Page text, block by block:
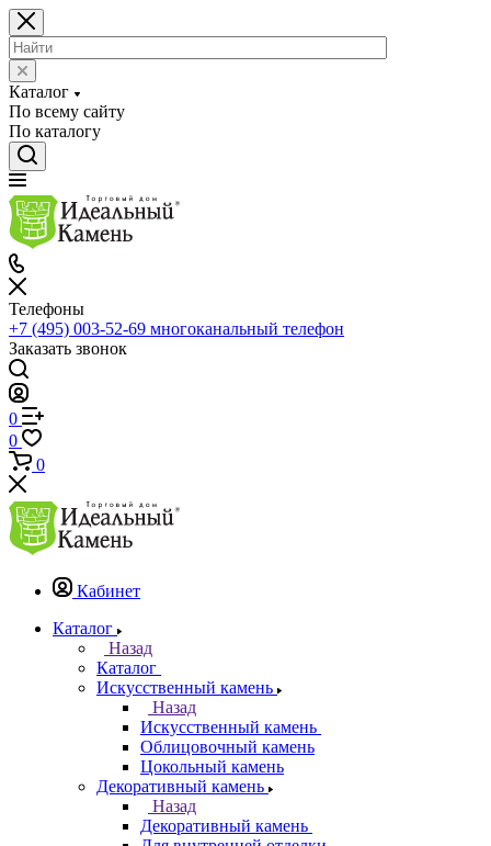
Каталог
По всему сайту
По каталогу
Телефоны
+7 (495) 003-52-69 многоканальный телефон
Заказать звонок
0
0
0
Кабинет
Каталог
Назад
Каталог
Искусственный камень
Назад
Искусственный камень
Облицовочный камень
Цокольный камень
Декоративный камень
Назад
Декоративный камень